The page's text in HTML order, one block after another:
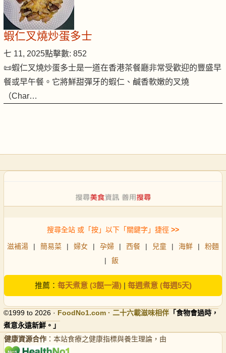
蝦仁叉燒炒蛋多士
七 11, 2025點擊數: 852
📜蝦仁叉燒炒蛋多士是一道在香港茶餐廳非常受歡迎的豐盛早
餐或早午餐。它將鮮甜彈牙的蝦仁、鹹香軟嫩的叉燒
（Char…
搜尋全站 或「按」以下「關鍵字」捷徑 >>
滋補湯 | 簡易菜 | 婦女 | 孕婦 | 西餐 | 兒童 | 海鮮 |
粉麵
|
飯
推薦： 每天煮意 (3餸一湯)| 每週煮意 (每週5天)
©1999 to 2026 · FoodNo1.com · 二十六載滋味相伴 「食物會過時，
煮意永遠新鮮。」
健康資源合作 ：本站食療之健康指標與養生理論，由